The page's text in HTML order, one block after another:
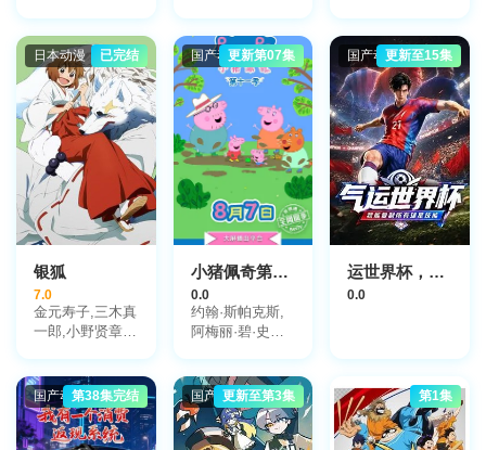
林柏青,陆庚宜,
图特哈蒙,金琪
日本动漫 已完结
银狐
7.0
金元寿子,三木真
一郎,小野贤章,
亚美,小野友树,
吉野裕行,杉田智
和,关智一,井上
国产动漫更新第07集
小猪佩奇第十二季
0.0
约翰·斯帕克斯,
阿梅丽·碧·史密
斯,Kira
Monteith,Alice
May
国产动漫更新至15集
运世界杯，我能复制所有球星技能
0.0
国产动漫第38集完结 国产动漫更新至第3集 第1集